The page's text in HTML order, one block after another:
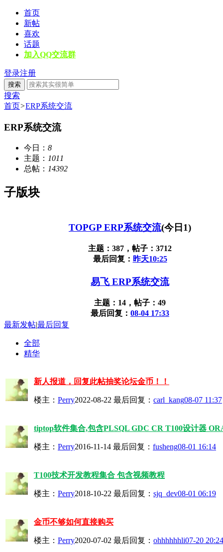
首页
新帖
喜欢
话题
加入QQ交流群
登录注册
搜索
搜索
首页>ERP系统交流
ERP系统交流
今日： 8
主题： 1011
总帖： 14392
子版块
TOPGP ERP系统交流(今日1)
主题：387，帖子：3712
最后回复： 昨天10:25
易飞 ERP系统交流
主题：14，帖子：49
最后回复： 08-04 17:33
最新发帖|最后回复
全部
精华
新人报道，回复此帖抽奖论坛金币！！
楼主： Perry2022-08-22 最后回复： carl_kang08-07 11:37
tiptop软件集合,包含PLSQL GDC CR T100设计器
楼主： Perry2016-11-14 最后回复： fusheng08-01 16:14
T100技术开发教程集合 包含视频教程
楼主： Perry2018-10-22 最后回复： sjq_dev08-01 06:19
金币不够如何直接购买
楼主： Perry2020-07-02 最后回复： ohhhhhhli07-20 20:24